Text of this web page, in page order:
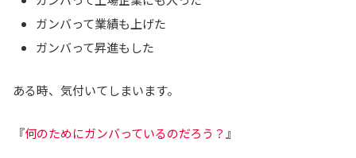
ガンバって業績も上げた
ガンバって昇進もした
ある時、気付いてしまいます。
『何のためにガンバっているのだろう？』